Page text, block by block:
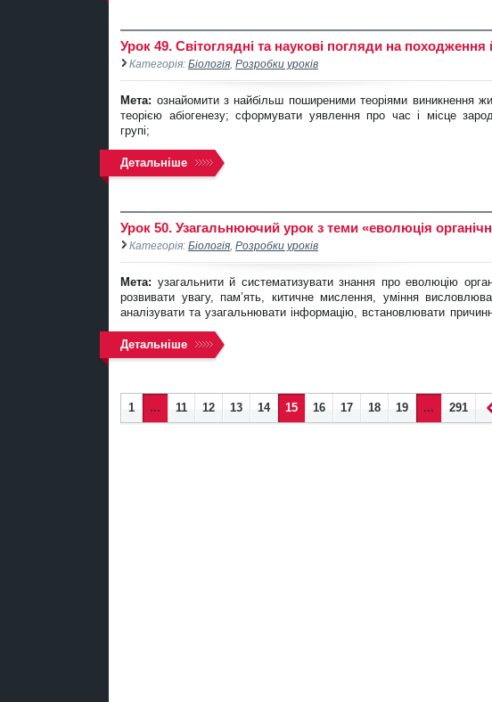
Урок 49. Світоглядні та наукові погляди на походження
Категорія: Біологія Розробки уроків
Мета: ознайомити з найбільш поширеними теоріями виникнення
теорією абіогенезу; сформувати уявлення про час і місце
групі;
Детальніше
Урок 50. Узагальнюючий урок з теми «еволюція
Категорія: Біологія Розробки уроків
Мета: узагальнити й систематизувати знання про еволюцію
розвивати увагу, пам’ять, китичне мислення, уміння
аналізувати та узагальнювати інформацію, встановлювати
Детальніше
1 ... 11 12 13 14 15 16 17 18 19 ...
291